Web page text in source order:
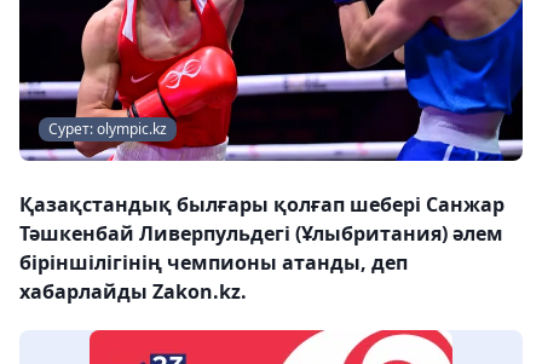
Сурет: olympic.kz
Қазақстандық былғары қолғап шебері Санжар
Тәшкенбай Ливерпульдегі (Ұлыбритания) әлем
біріншілігінің чемпионы атанды, деп
хабарлайды Zakon.kz.